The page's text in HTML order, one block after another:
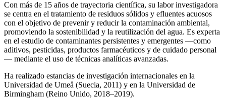
Con más de 15 años de trayectoria científica, su labor investigadora
se centra en el tratamiento de residuos sólidos y efluentes acuosos
con el objetivo de prevenir y reducir la contaminación ambiental,
promoviendo la sostenibilidad y la reutilización del agua. Es experta
en el estudio de contaminantes persistentes y emergentes —como
aditivos, pesticidas, productos farmacéuticos y de cuidado personal
— mediante el uso de técnicas analíticas avanzadas.
Ha realizado estancias de investigación internacionales en la
Universidad de Umeå (Suecia, 2011) y en la Universidad de
Birmingham (Reino Unido, 2018–2019).